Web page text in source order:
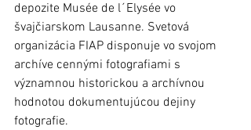
depozite Musée de l´Elysée vo
švajčiarskom Lausanne. Svetová
organizácia FIAP disponuje vo svojom
archíve cennými fotografiami s
významnou historickou a archívnou
hodnotou dokumentujúcou dejiny
fotografie.